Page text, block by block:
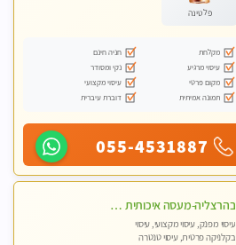
פלטינה
מקלחת
חניה חינם
עיסוי מרגיע
נקי ומסודר
מקום פרטי
עיסוי מקצועי
תמונה אמיתית
דוברת עיברית
055-4531887
בהרצליה-מעסה איכותית מקצועית ומפנקת
עיסוי מפנק, עיסוי מקצועי, עיסוי
בקלניקה פרטית, עיסוי טנטרה